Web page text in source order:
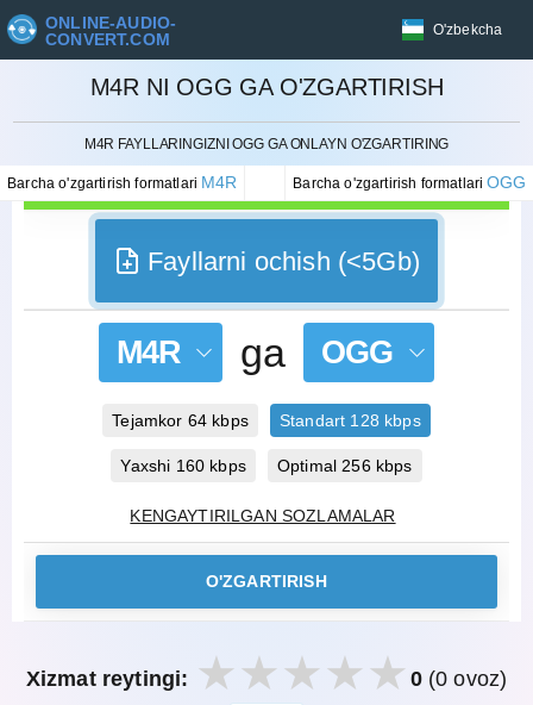
ONLINE-AUDIO-
CONVERT.COM
O'zbekcha
M4R NI OGG GA O'ZGARTIRISH
M4R FAYLLARINGIZNI OGG GA ONLAYN O'ZGARTIRING
Barcha o'zgartirish formatlari M4R Barcha o'zgartirish formatlariOGG
BEKOR QILISH
Fayllarni ochish (<5Gb)
M4R ga OGG
Tejamkor 64 kbps Standart 128 kbps
Yaxshi 160 kbps Optimal 256 kbps
KENGAYTIRILGAN SOZLAMALAR
O'ZGARTIRISH
Xizmat reytingi: 0(0 ovoz)